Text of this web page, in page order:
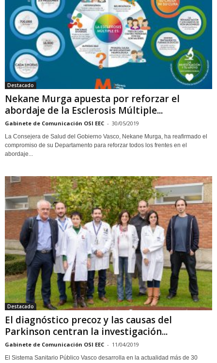
Destacado
Nekane Murga apuesta por reforzar el
abordaje de la Esclerosis Múltiple...
Gabinete de Comunicación OSI EEC - 30/05/2019
La Consejera de Salud del Gobierno Vasco, Nekane Murga, ha reafirmado el
compromiso de su Departamento para reforzar todos los frentes en el
abordaje...
Destacado
El diagnóstico precoz y las causas del
Parkinson centran la investigación...
Gabinete de Comunicación OSI EEC - 11/04/2019
El Sistema Sanitario Público Vasco desarrolla en la actualidad más de 30